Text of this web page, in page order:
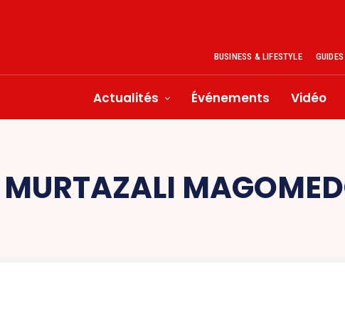
BUSINESS & LIFESTYLE
Actualités Événements Vidéo
MURTAZALI